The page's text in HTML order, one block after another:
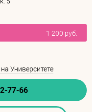
1 200 руб.
Университете
77-66